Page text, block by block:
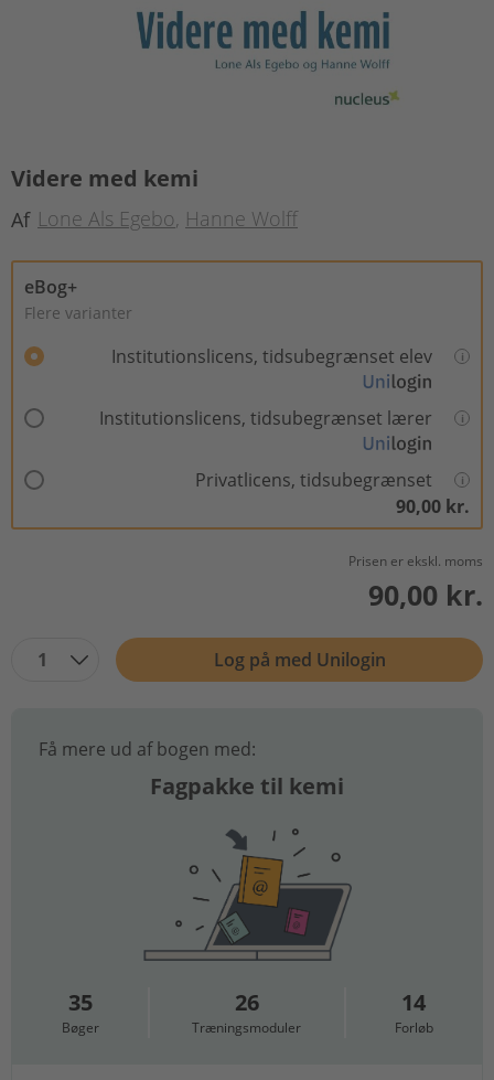
Videre med kemi
Af Lone Als Egebo Hanne Wolff
eBog+
Flere varianter
Institutionslicens, tidsubegrænset elev
Institutionslicens, tidsubegrænset lærer
Privatlicens, tidsubegrænset
90,00 kr.
Prisen er ekskl. moms
90,00 kr.
1 Log på med Unilogin
Få mere ud af bogen med:
Fagpakke til kemi
35
Bøger
26
Træningsmoduler
14
Forløb